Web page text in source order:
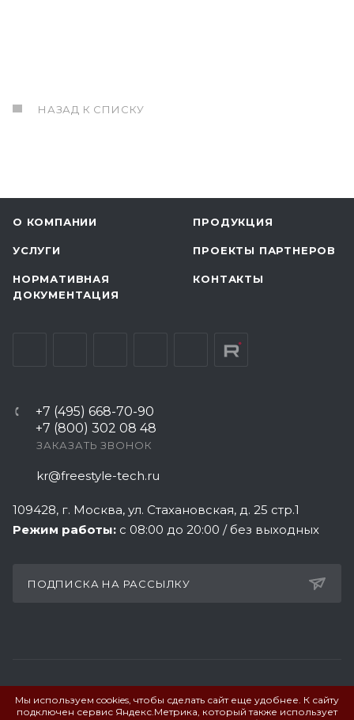
НАЗАД К СПИСКУ
О КОМПАНИИ ПРОДУКЦИЯ
УСЛУГИ ПРОЕКТЫ ПАРТНЕРОВ
НОРМАТИВНАЯ
ДОКУМЕНТАЦИЯ
КОНТАКТЫ
+7 (495) 668-70-90
+7 (800) 302 08 48
ЗАКАЗАТЬ ЗВОНОК
kr@freestyle-tech.ru
109428, г. Москва, ул. Стахановская, д. 25 стр.1
Режим работы: с 08:00 до 20:00 / без выходных
ПОДПИСКА НА РАССЫЛКУ
ПОЛИТИКА КОНФИДЕНЦИАЛЬНОСТИ
Мы используем cookies, чтобы сделать сайт еще удобнее. К сайту
подключен сервис Яндекс.Метрика, который также использует